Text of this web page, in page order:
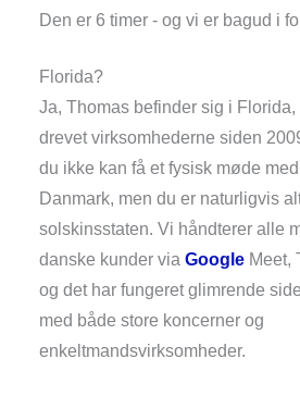
Den er 6 timer - og vi er bagud i
Florida?
Ja, Thomas befinder sig i Florida,
drevet virksomhederne siden
du ikke kan få et fysisk møde
Danmark, men du er naturligvis
solskinsstaten. Vi håndterer alle
danske kunder via Google Meet,
og det har fungeret glimrende
med både store koncerner og
enkeltmandsvirksomheder.